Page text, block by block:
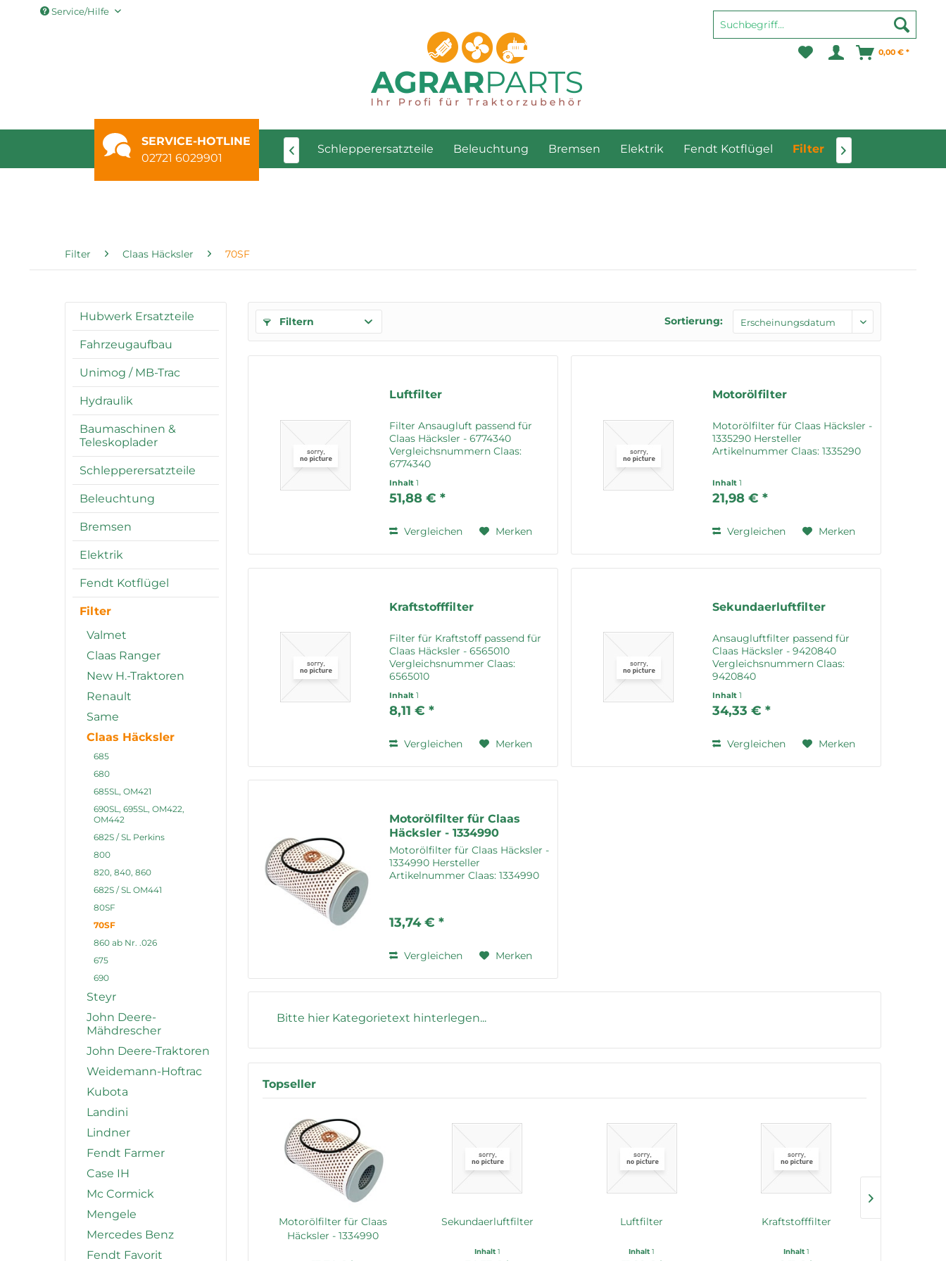
Service/Hilfe
0,00 € *
SERVICE-HOTLINE
02721 6029901
Baumaschinen & Teleskoplader Schlepperersatzteile Beleuchtung Bremsen Elektrik Fendt Kotflügel Filter Kabine und
 
Filter Claas Häcksler 70SF
Hubwerk Ersatzteile
Fahrzeugaufbau
Unimog / MB-Trac
Hydraulik
Baumaschinen &
Teleskoplader
Schlepperersatzteile
Beleuchtung
Bremsen
Elektrik
Fendt Kotflügel
Filter
Valmet
Claas Ranger
New H.-Traktoren
Renault
Same
Claas Häcksler
685
680
685SL, OM421
690SL, 695SL, OM422,
OM442
682S / SL Perkins
800
820, 840, 860
682S / SL OM441
80SF
70SF
860 ab Nr. .026
675
690
Steyr
John Deere-
Mähdrescher
John Deere-Traktoren
Weidemann-Hoftrac
Kubota
Landini
Lindner
Fendt Farmer
Case IH
Mc Cormick
Mengele
Mercedes Benz
Fendt Favorit
Filtern Sortierung:
Luftfilter
Filter Ansaugluft passend für
Claas Häcksler - 6774340
Vergleichsnummern Claas:
6774340
Inhalt1
51,88 € *
Vergleichen Merken
Motorölfilter
Motorölfilter für Claas Häcksler -
1335290 Hersteller
Artikelnummer Claas: 1335290
Inhalt1
21,98 € *
Vergleichen Merken
Kraftstofffilter
Filter für Kraftstoff passend für
Claas Häcksler - 6565010
Vergleichsnummer Claas:
6565010
Inhalt1
8,11 € *
Vergleichen Merken
Sekundaerluftfilter
Ansaugluftfilter passend für
Claas Häcksler - 9420840
Vergleichsnummern Claas:
9420840
Inhalt1
34,33 € *
Vergleichen Merken
Motorölfilter für Claas
Häcksler - 1334990
Motorölfilter für Claas Häcksler -
1334990 Hersteller
Artikelnummer Claas: 1334990
13,74 € *
Vergleichen Merken
Bitte hier Kategorietext hinterlegen...
Topseller
Motorölfilter für Claas
Häcksler - 1334990
Sekundaerluftfilter
Inhalt 1
Luftfilter
Inhalt1
Kraftstofffilter
Inhalt 1